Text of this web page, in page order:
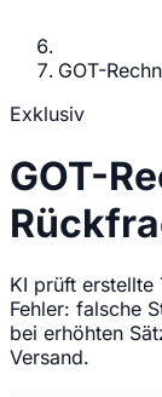
GOT-
Exklusiv
GOT-
KI prüft erstellte
Fehler: falsche
bei erhöhten
Versand.